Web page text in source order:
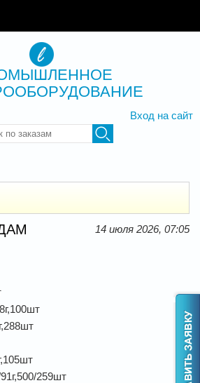
Вход на сайт
ключевые слова для
14 июля 2026, 07:05
259шт